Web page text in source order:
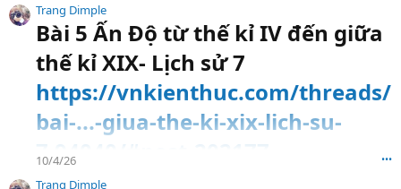
Trang Dimple
Bài 5 Ấn Độ từ thế kỉ IV đến giữa
thế kỉ XIX- Lịch sử 7
https://vnkienthuc.com/threads/
bai-...-giua-the-ki-xix-lich-su-
7.94040/#post-202177
10/4/26 •••
Trang Dimple